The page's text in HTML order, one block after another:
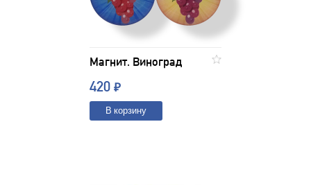
Магнит. Виноград
420 ₽
В корзину